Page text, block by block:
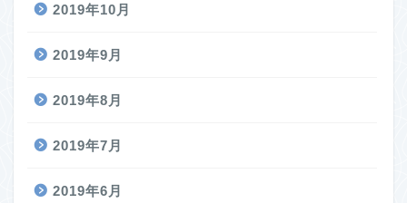
2019年10月
2019年9月
2019年8月
2019年7月
2019年6月